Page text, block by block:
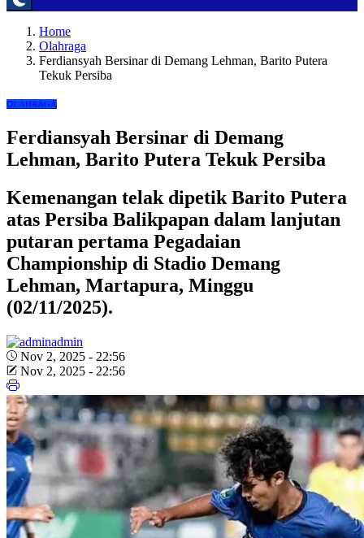
Home
Olahraga
Ferdiansyah Bersinar di Demang Lehman, Barito Putera
Tekuk Persiba
OLAHRAGA
Ferdiansyah Bersinar di Demang
Lehman, Barito Putera Tekuk Persiba
Kemenangan telak dipetik Barito Putera
atas Persiba Balikpapan dalam lanjutan
putaran pertama Pegadaian
Championship di Stadio Demang
Lehman, Martapura, Minggu
(02/11/2025).
admin
Nov 2, 2025 - 22:56
Nov 2, 2025 - 22:56